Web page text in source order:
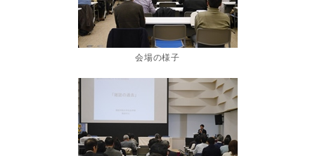
会場の様子